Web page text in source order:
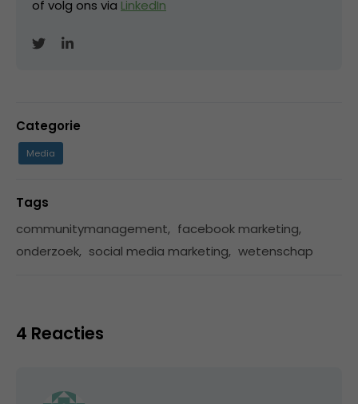
of volg ons via LinkedIn
Categorie
Media
Tags
communitymanagement, facebook marketing,
onderzoek, social media marketing, wetenschap
4 Reacties